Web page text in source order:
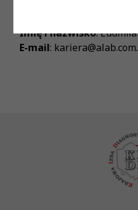
Imię i nazwisko:
E-mail: